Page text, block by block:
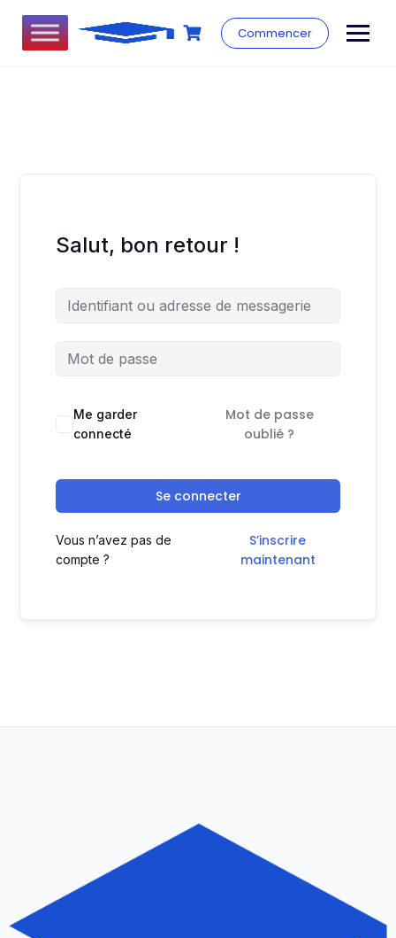
Commencer
Salut, bon retour !
Me garder
connecté
Mot de passe
oublié ?
Se connecter
Vous n’avez pas de
compte ?
S’inscrire
maintenant